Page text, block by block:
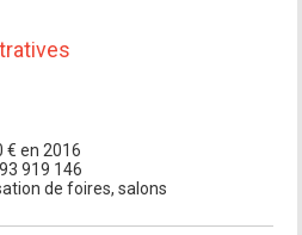
€ en 2016
919 146
de foires, salons